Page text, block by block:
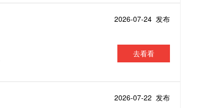
2026-07-24 发布
去看看
2026-07-22 发布